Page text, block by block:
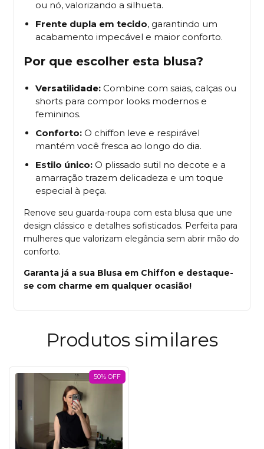
ou nó, valorizando a silhueta.
Frente dupla em tecido, garantindo um
acabamento impecável e maior conforto.
Por que escolher esta blusa?
Versatilidade: Combine com saias, calças ou
shorts para compor looks modernos e
femininos.
Conforto: O chiffon leve e respirável
mantém você fresca ao longo do dia.
Estilo único: O plissado sutil no decote e a
amarração trazem delicadeza e um toque
especial à peça.
Renove seu guarda-roupa com esta blusa que une
design clássico e detalhes sofisticados. Perfeita para
mulheres que valorizam elegância sem abrir mão do
conforto.
Garanta já a sua Blusa em Chiffon e destaque-
se com charme em qualquer ocasião!
Produtos similares
50% OFF